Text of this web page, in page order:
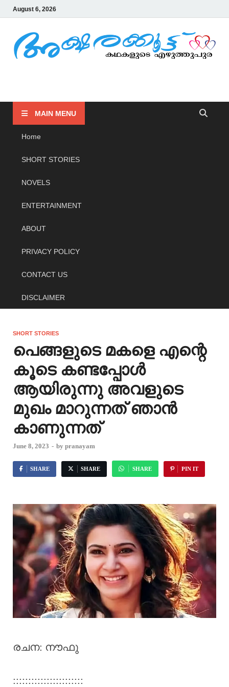
August 6, 2026
MAIN MENU
Home
SHORT STORIES
NOVELS
ENTERTAINMENT
ABOUT
PRIVACY POLICY
CONTACT US
DISCLAIMER
SHORT STORIES
പെങ്ങളുടെ മകളെ എന്റെ
കൂടെ കണ്ടപ്പോൾ
ആയിരുന്നു അവളുടെ
മുഖം മാറുന്നത് ഞാൻ
കാണുന്നത്
June 8, 2023 - by pranayam
SHARE SHARE SHARE PIN IT
രചന: നൗഫു
:::::::::::::::::::::::